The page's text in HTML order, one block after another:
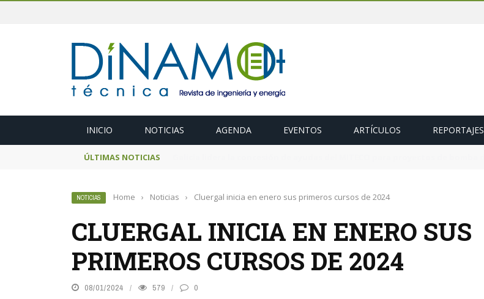
INICIO NOTICIAS AGENDA EVENTOS ARTÍCULOS REPORTAJES
ÚLTIMAS NOTICIAS
NOTICIAS Home › Noticias › Cluergal inicia en enero sus primeros cursos de 2024
CLUERGAL INICIA EN ENERO SUS
PRIMEROS CURSOS DE 2024
08/01/2024 579 0